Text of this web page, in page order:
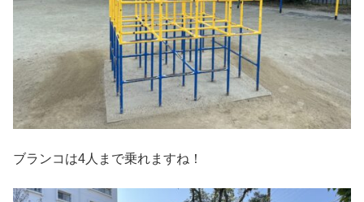
ブランコは4人まで乗れますね！